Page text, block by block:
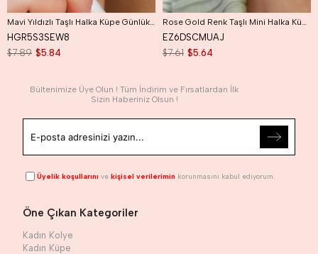
HGR5S3SEW8
$5.84
$7.89
EZ6DSCMUAJ
$5.64
$7.61
Bültenimize Üye Olun ! Tüm İndirim ve Fırsatlardan İlk
Sizin Haberiniz Olsun !
Üyelik koşullarını vekişisel verilerimin korunmasını kabul ediyorum.
Öne Çıkan Kategoriler
Kadın Kolye
Kadın Küpe